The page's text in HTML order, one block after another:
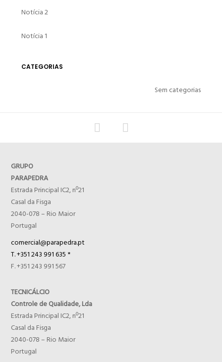
Notícia 2
Notícia 1
CATEGORIAS
Sem categorias
GRUPO
PARAPEDRA
Estrada Principal IC2, nº21
Casal da Fisga
2040-078 – Rio Maior
Portugal
comercial@parapedra.pt
T. +351 243 991 635 *
F. +351 243 991 567
TECNICÁLCIO
Controle de Qualidade, Lda
Estrada Principal IC2, nº21
Casal da Fisga
2040-078 – Rio Maior
Portugal